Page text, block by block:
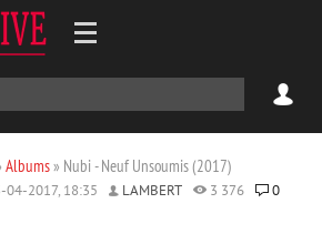
Albums» Nubi - Neuf Unsoumis (2017)
04-2017, 18:35 LAMBERT 3 376
0